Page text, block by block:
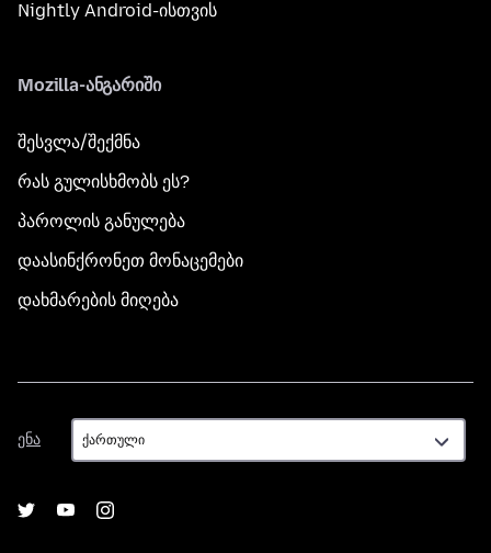
Nightly Android-ისთვის
Mozilla-ანგარიში
შესვლა/შექმნა
რას გულისხმობს ეს?
პაროლის განულება
დაასინქრონეთ მონაცემები
დახმარების მიღება
ენა
ენა